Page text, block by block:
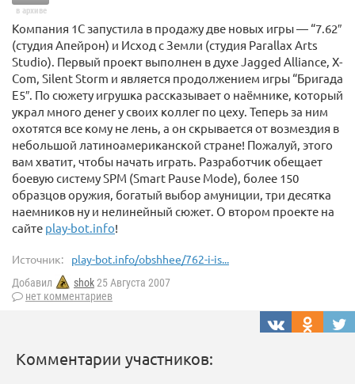
в архиве
Компания 1С запустила в продажу две новых игры — “7.62″
(студия Апейрон) и Исход с Земли (студия Parallax Arts
Studio). Первый проект выполнен в духе Jagged Alliance, X-
Com, Silent Storm и является продолжением игры “Бригада
Е5″. По сюжету игрушка рассказывает о наёмнике, который
украл много денег у своих коллег по цеху. Теперь за ним
охотятся все кому не лень, а он скрывается от возмездия в
небольшой латиноамериканской стране! Пожалуй, этого
вам хватит, чтобы начать играть. Разработчик обещает
боевую систему SPM (Smart Pause Mode), более 150
образцов оружия, богатый выбор амуниции, три десятка
наемников ну и нелинейный сюжет. О втором проекте на
сайте play-bot.info!
Источник: play-bot.info/obshhee/762-i-is...
Добавил shok25 Августа 2007
нет комментариев
Комментарии участников: